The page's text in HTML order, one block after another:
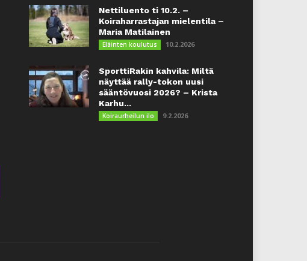
Nettiluento ti 10.2. –
Koiraharrastajan mielentila –
Maria Matilainen
Eläinten koulutus 10.2.2026
SporttiRakin kahvila: Miltä
näyttää rally-tokon uusi
sääntövuosi 2026? – Krista
Karhu...
Koiraurheilun ilo 9.2.2026